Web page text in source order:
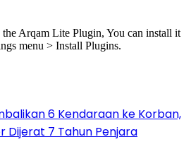
Arqam Lite Plugin, You can install it
menu > Install Plugins.
6 Kendaraan ke Korban,
Dijerat 7 Tahun Penjara